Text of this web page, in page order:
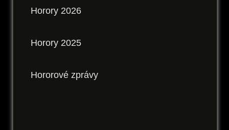
Horory 2026
Horory 2025
Hororové zprávy